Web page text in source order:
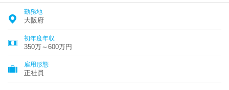
勤務地
大阪府
初年度年収
350万～600万円
雇用形態
正社員